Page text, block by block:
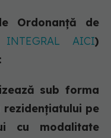
Ordonanță de
INTEGRAL AICI)
sub forma
pe
cu modalitate